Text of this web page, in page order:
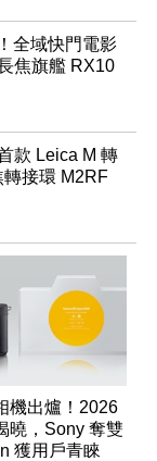
全域快門電影
焦旗艦 RX10
款 Leica M 轉
接環 M2RF
機出爐！2026
曉，Sony 奪雙
獲用戶青睞